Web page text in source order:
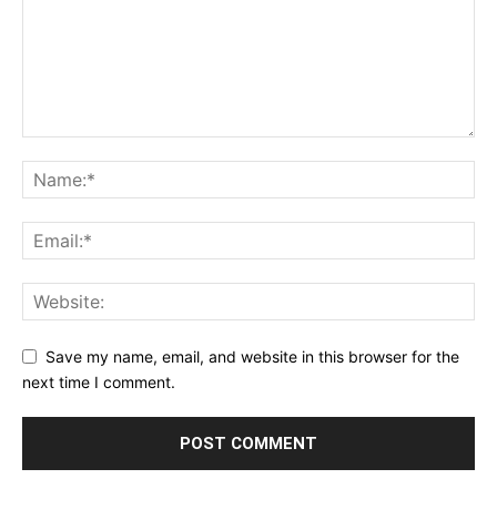
Save my name, email, and website in this browser for the
next time I comment.